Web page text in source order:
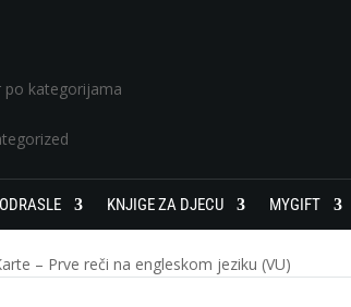
po kategorijama
KNJIGE ZA DJECU MYGIFT
– Prve reči na engleskom jeziku (VU)